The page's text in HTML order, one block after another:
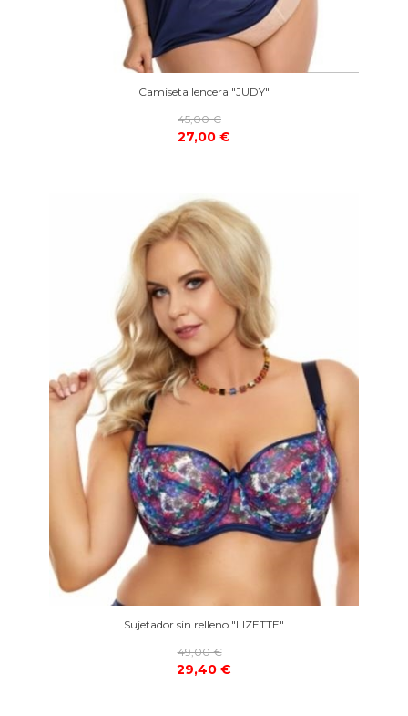
Camiseta lencera "JUDY"
45,00 €
27,00 €
Sujetador sin relleno "LIZETTE"
49,00 €
29,40 €